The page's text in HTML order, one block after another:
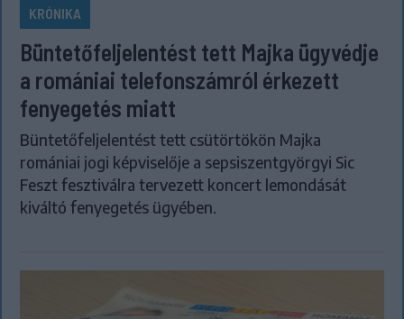
KRÓNIKA
Büntetőfeljelentést tett Majka ügyvédje
a romániai telefonszámról érkezett
fenyegetés miatt
Büntetőfeljelentést tett csütörtökön Majka
romániai jogi képviselője a sepsiszentgyörgyi Sic
Feszt fesztiválra tervezett koncert lemondását
kiváltó fenyegetés ügyében.